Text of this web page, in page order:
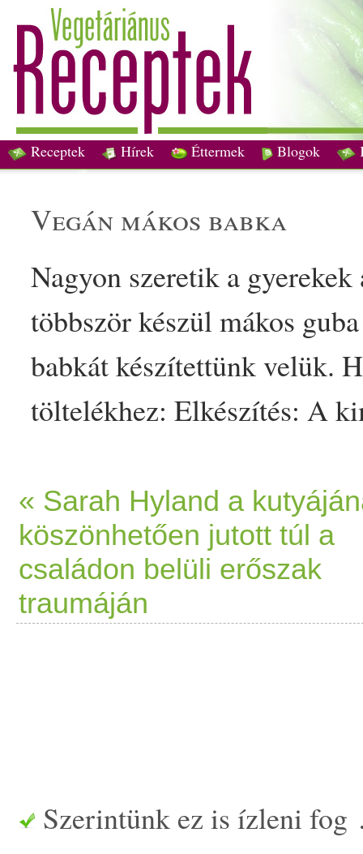
Receptek Hírek Éttermek Blogok
vegán mákos babka
Nagyon szeretik a gyerek
többször készülmákos
babkát készítettünk velük.
töltelékhez: Elkészítés: A
lisztet kimérjük,
margarint, a felfutott élesztő
dagasztunk. […]
« Sarah Hyland a
köszönhetően jutott túl a
családon belüli erőszak
traumáján
Szerintünk ez is ízleni